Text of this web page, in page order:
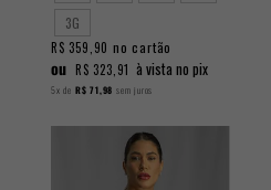
3G
R$ 359,90 no cartão
ou R$ 323,91 à vista no pix
5x de R$ 71,98 sem juros